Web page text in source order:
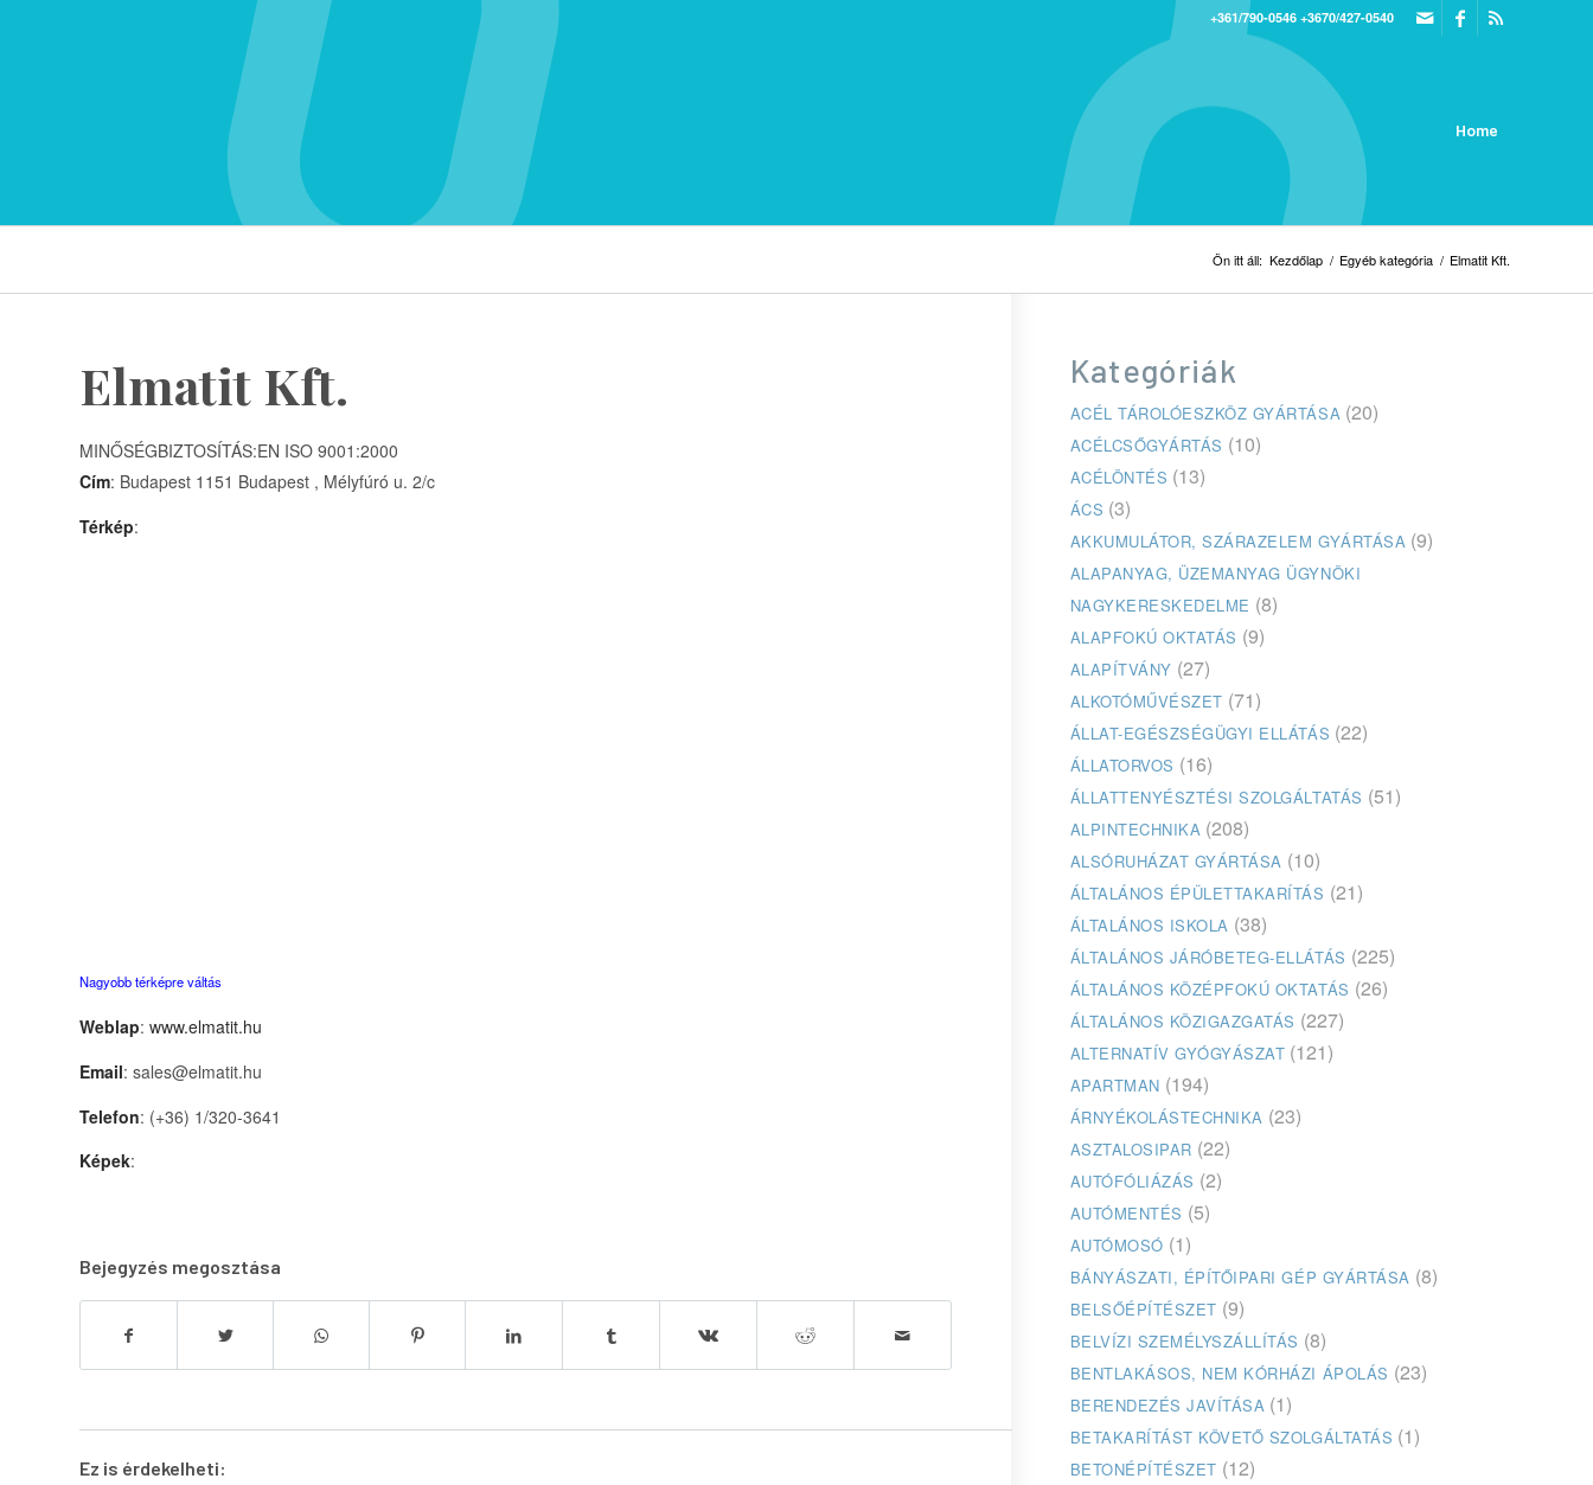
+361/790-0546 +3670/427-0540
Home
Ön itt áll: Kezdőlap / Egyéb kategória / Elmatit Kft.
Elmatit Kft.
MINŐSÉGBIZTOSÍTÁS:EN ISO 9001:2000
Cím: Budapest 1151 Budapest , Mélyfúró u. 2/c
Térkép:
Nagyobb térképre váltás
Weblap: www.elmatit.hu
Email: sales@elmatit.hu
Telefon: (+36) 1/320-3641
Képek:
Bejegyzés megosztása
Ez is érdekelheti:
Kategóriák
ACÉL TÁROLÓESZKÖZ GYÁRTÁSA (20)
ACÉLCSŐGYÁRTÁS (10)
ACÉLÖNTÉS (13)
ÁCS (3)
AKKUMULÁTOR, SZÁRAZELEM GYÁRTÁSA (9)
ALAPANYAG, ÜZEMANYAG ÜGYNÖKI
NAGYKERESKEDELME (8)
ALAPFOKÚ OKTATÁS (9)
ALAPÍTVÁNY (27)
ALKOTÓMŰVÉSZET (71)
ÁLLAT-EGÉSZSÉGÜGYI ELLÁTÁS (22)
ÁLLATORVOS (16)
ÁLLATTENYÉSZTÉSI SZOLGÁLTATÁS (51)
ALPINTECHNIKA (208)
ALSÓRUHÁZAT GYÁRTÁSA (10)
ÁLTALÁNOS ÉPÜLETTAKARÍTÁS (21)
ÁLTALÁNOS ISKOLA (38)
ÁLTALÁNOS JÁRÓBETEG-ELLÁTÁS (225)
ÁLTALÁNOS KÖZÉPFOKÚ OKTATÁS (26)
ÁLTALÁNOS KÖZIGAZGATÁS (227)
ALTERNATÍV GYÓGYÁSZAT (121)
APARTMAN (194)
ÁRNYÉKOLÁSTECHNIKA (23)
ASZTALOSIPAR (22)
AUTÓFÓLIÁZÁS (2)
AUTÓMENTÉS (5)
AUTÓMOSÓ (1)
BÁNYÁSZATI, ÉPÍTŐIPARI GÉP GYÁRTÁSA (8)
BELSŐÉPÍTÉSZET (9)
BELVÍZI SZEMÉLYSZÁLLÍTÁS (8)
BENTLAKÁSOS, NEM KÓRHÁZI ÁPOLÁS (23)
BERENDEZÉS JAVÍTÁSA (1)
BETAKARÍTÁST KÖVETŐ SZOLGÁLTATÁS (1)
BETONÉPÍTÉSZET (12)